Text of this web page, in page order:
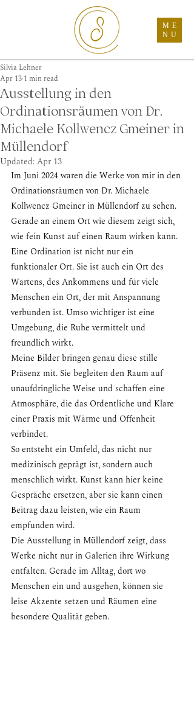
ME
NU
Ausstellung in den
Ordinationsräumen von Dr.
Michaele Kollwencz Gmeiner in
Müllendorf
Silvia Lehner
Apr 13 1 min read
Updated:Apr 13
Im Juni 2024 waren die Werke von mir in den
Ordinationsräumen von Dr. Michaele
Kollwencz Gmeiner in Müllendorf zu sehen.
Gerade an einem Ort wie diesem zeigt sich,
wie fein Kunst auf einen Raum wirken kann.
Eine Ordination ist nicht nur ein
funktionaler Ort. Sie ist auch ein Ort des
Wartens, des Ankommens und für viele
Menschen ein Ort, der mit Anspannung
verbunden ist. Umso wichtiger ist eine
Umgebung, die Ruhe vermittelt und
freundlich wirkt.
Meine Bilder bringen genau diese stille
Präsenz mit. Sie begleiten den Raum auf
unaufdringliche Weise und schaffen eine
Atmosphäre, die das Ordentliche und Klare
einer Praxis mit Wärme und Offenheit
verbindet.
So entsteht ein Umfeld, das nicht nur
medizinisch geprägt ist, sondern auch
menschlich wirkt. Kunst kann hier keine
Gespräche ersetzen, aber sie kann einen
Beitrag dazu leisten, wie ein Raum
empfunden wird.
Die Ausstellung in Müllendorf zeigt, dass
Werke nicht nur in Galerien ihre Wirkung
entfalten. Gerade im Alltag, dort wo
Menschen ein und ausgehen, können sie
leise Akzente setzen und Räumen eine
besondere Qualität geben.